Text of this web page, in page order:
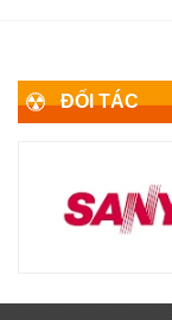
ĐỐI TÁC